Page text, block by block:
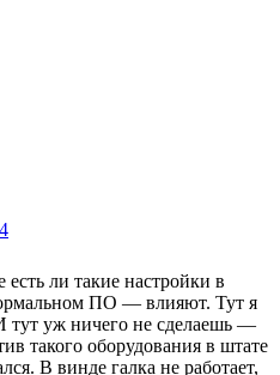
ли такие настройки в
ПО — влияют. Тут я
тут уж ничего не сделаешь —
такого оборудования в штате
В винде галка не работает,